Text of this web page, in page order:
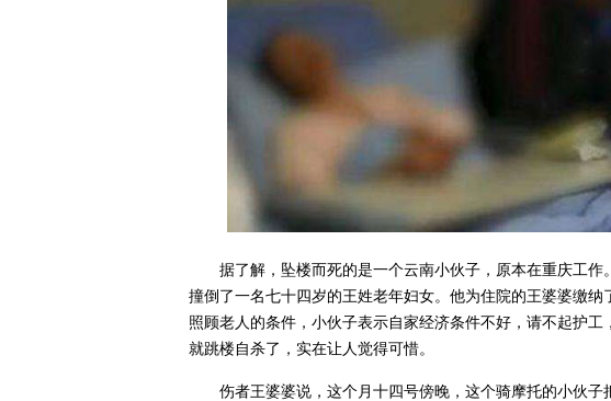
据了解，坠楼而死的是一个云南小伙子，原本在重庆工
撞倒了一名七十四岁的王姓老年妇女。他为住院的王婆婆缴
照顾老人的条件，小伙子表示自家经济条件不好，请不起护
就跳楼自杀了，实在让人觉得可惜。
伤者王婆婆说，这个月十四号傍晚，这个骑摩托的小伙